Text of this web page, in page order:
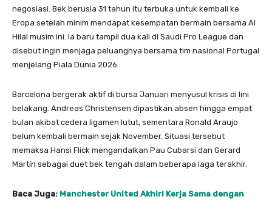
negosiasi. Bek berusia 31 tahun itu terbuka untuk kembali ke
Eropa setelah minim mendapat kesempatan bermain bersama Al
Hilal musim ini. Ia baru tampil dua kali di Saudi Pro League dan
disebut ingin menjaga peluangnya bersama tim nasional Portugal
menjelang Piala Dunia 2026.
Barcelona bergerak aktif di bursa Januari menyusul krisis di lini
belakang. Andreas Christensen dipastikan absen hingga empat
bulan akibat cedera ligamen lutut, sementara Ronald Araujo
belum kembali bermain sejak November. Situasi tersebut
memaksa Hansi Flick mengandalkan Pau Cubarsí dan Gerard
Martín sebagai duet bek tengah dalam beberapa laga terakhir.
Baca Juga: Manchester United Akhiri Kerja Sama dengan